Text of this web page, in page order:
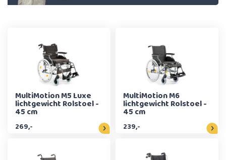
MultiMotion M5 Luxe
lichtgewicht Rolstoel -
45 cm
269,-
MultiMotion M6
lichtgewicht Rolstoel -
45 cm
239,-